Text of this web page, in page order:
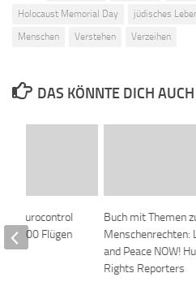
Holocaust Memorial Day jüdisches
Menschen
Verstehen Verzeihen
DAS KÖNNTE DICH
Buch mit Themen
Menschenrechten:
and Peace NOW!
Rights Reporters
Eurocontrol
22.500 Flügen